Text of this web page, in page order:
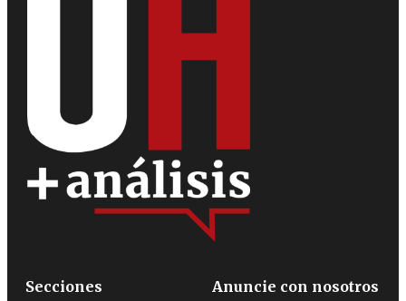
Secciones
Anuncie con nosotros